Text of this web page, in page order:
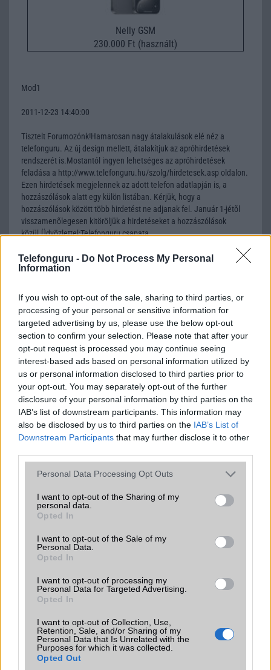
Telefonguru - Do Not Process My Personal
Information
If you wish to opt-out of the sale, sharing to third parties, or
processing of your personal or sensitive information for
targeted advertising by us, please use the below opt-out
section to confirm your selection. Please note that after your
opt-out request is processed you may continue seeing
interest-based ads based on personal information utilized by
us or personal information disclosed to third parties prior to
your opt-out. You may separately opt-out of the further
disclosure of your personal information by third parties on the
IAB’s list of downstream participants. This information may
also be disclosed by us to third parties on the IAB’s List of
Downstream Participants that may further disclose it to other
Please note that this website/app uses one or more Google
not limited to your visit or usage behaviour. You may click to
grant or deny consent to Google and its third-party tags to
use your data for below specified purposes in below Google
consent section.
Personal Data Processing Opt Outs
I want to opt-out of the Sharing of my
personal data.
Opted In
I want to opt-out of the Sale of my
Personal Data.
Opted In
I want to opt-out of processing my
Personal Data for Targeted Advertising.
Opted In
I want to opt-out of Collection, Use,
Retention, Sale, and/or Sharing of my
Personal Data that Is Unrelated with the
Purposes for which it was collected.
Opted Out
Nelly GSM
230.000 Ft (használt)
Mod1
2011-12-23 14:40:00
Tisztelt Forumozónk!Hamarosan nagy átalakulások elé néz a
telefonguru. Az új design mellett, átalakítjuk az apróhirdetések
rendszerét is.Mostantól ingyen lehetséges az apróhirdetések
feladása a http://www.telefonguru.hu/szolg/hirdetesek.asp oldalon.
Ezen hirdetések megjelennek az adott telefon adatlapján is, a
hozzászólások alatt egy külön listában. Kérjük, hogy a
hozzászólások között több hirdetést ne adjanak fel. Január 1-jétõl
visszamenõlegesen kitöröljük a hirdetéseket a hozzászólások
közül.Üdvözlettel:Telefonguru csapata
Yogi1
2012-4-10 2:05:53
Komoly darabnak tünik, de azért nem adnám oda érte az iPhone 4S-
t.Reméljük akksi is bírni fogja.
DrMichaelJox
2012-6-5 22:27:59
Mindenképp kipróbálok egy ilyet,és ha nem lesz valóban 4g lte az
országban meg is veszem.Az i4s-emet meg dobom el szépen.Fél
éves telefon aztán megy tönkre.Ráadásul a tudása elavult ehhez
jobb
DrMichaelJox
Kipróbáltam.Ütős egy cucc ajánlom mindenki figyelmébe!Az összes
dzsunka műanyag gagyi Samsung-ot porig alázza,beleértve a
egyedül a boot time hosszú,de ezt mindenki megnézheti a
comparison videókon.Úgyhogy nem gondoltam volna,hogy őszinte
mobilt.Apple...hol vannak már azok :D
Gyöngyi